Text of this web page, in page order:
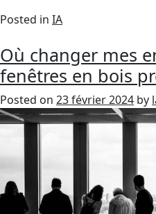
Posted in IA
Où changer mes
fenêtres en bois
Posted on 23 février 2024 by